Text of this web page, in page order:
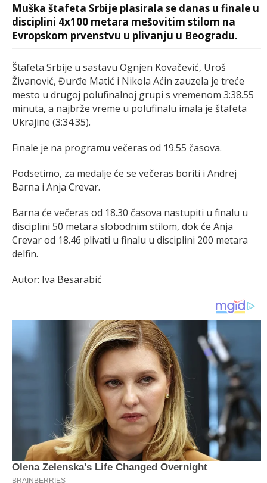
Muška štafeta Srbije plasirala se danas u finale u
disciplini 4x100 metara mešovitim stilom na
Evropskom prvenstvu u plivanju u Beogradu.
Štafeta Srbije u sastavu Ognjen Kovačević, Uroš
Živanović, Đurđe Matić i Nikola Aćin zauzela je treće
mesto u drugoj polufinalnoj grupi s vremenom 3:38.55
minuta, a najbrže vreme u polufinalu imala je štafeta
Ukrajine (3:34.35).
Finale je na programu večeras od 19.55 časova.
Podsetimo, za medalje će se večeras boriti i Andrej
Barna i Anja Crevar.
Barna će večeras od 18.30 časova nastupiti u finalu u
disciplini 50 metara slobodnim stilom, dok će Anja
Crevar od 18.46 plivati u finalu u disciplini 200 metara
delfin.
Autor: Iva Besarabić